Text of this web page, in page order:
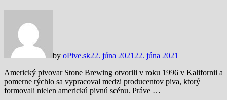
by oPive.sk22. júna 2021 22. júna 2021
Americký pivovar Stone Brewing otvorili v roku 1996 v Kalifornii a
pomerne rýchlo sa vypracoval medzi producentov piva, ktorý
formovali nielen americkú pivnú scénu. Práve …